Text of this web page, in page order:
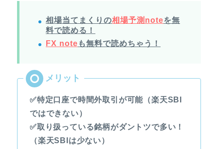
相場当てまくりの相場予測noteを無
料で読める！
FX note も無料で読めちゃう！
✅特定口座で時間外取引が可能（楽天SBI
ではできない）
✅取り扱っている銘柄がダントツで多い！
（楽天SBIは少ない）